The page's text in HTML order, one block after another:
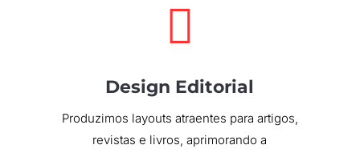

Design Editorial
Produzimos layouts atraentes para artigos,
revistas e livros, aprimorando a